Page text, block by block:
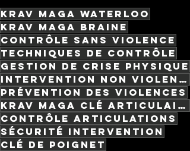
krav maga waterloo
krav maga braine
contrôle sans violence
techniques de contrôle
gestion de crise physique
intervention non violente
prévention des violences
krav maga clé articulaire
contrôle articulations
sécurité intervention
clé de poignet